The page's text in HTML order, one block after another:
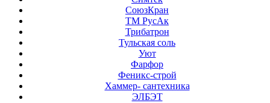
СоюзКран
ТМ РусАк
Трибатрон
Тульская соль
Уют
Фарфор
Феникс-строй
Хаммер- сантехника
ЭЛБЭТ